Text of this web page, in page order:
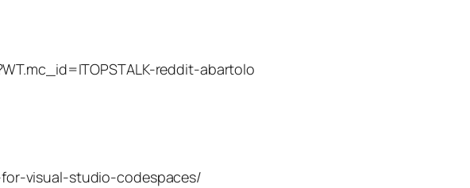
reddit-abartolo
visual-studio-codespaces/